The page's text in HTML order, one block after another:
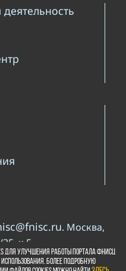
. Москва,
к.5
сайта ФНИСЦ
для улучшения работы портала ФНИСЦ
Более подробную